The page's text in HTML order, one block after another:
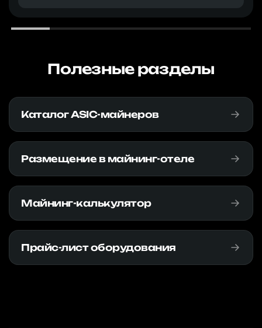
Полезные разделы
Каталог ASIC-майнеров
Размещение в майнинг-отеле
Майнинг-калькулятор
Прайс-лист оборудования